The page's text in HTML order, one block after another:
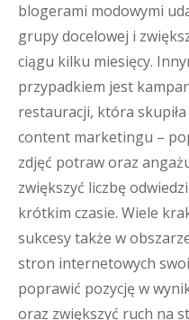
blogerami modowymi
grupy docelowej i
ciągu kilku miesięcy.
przypadkiem jest
restauracji, która
content marketingu –
zdjęć potraw oraz
zwiększyć liczbę
krótkim czasie. Wiele
sukcesy także w
stron internetowych
poprawić pozycję w
oraz zwiększyć ruch na